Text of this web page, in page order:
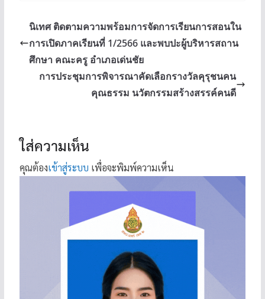
นิเทศ ติดตามความพร้อมการจัดการเรียนการสอนใน
การเปิดภาคเรียนที่ 1/2566 และพบปะผู้บริหารสถาน
ศึกษา คณะครู อำเภอเด่นชัย
การประชุมการพิจารณาคัดเลือกรางวัลคุรุชนคน
คุณธรรม นวัตกรรมสร้างสรรค์คนดี
ใส่ความเห็น
คุณต้องเข้าสู่ระบบ เพื่อจะพิมพ์ความเห็น